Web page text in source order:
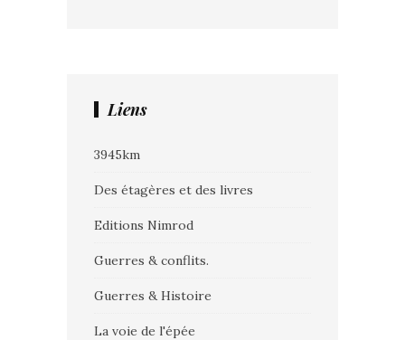
Liens
3945km
Des étagères et des livres
Editions Nimrod
Guerres & conflits.
Guerres & Histoire
La voie de l'épée